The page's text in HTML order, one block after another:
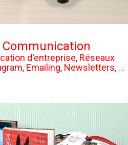
d'entreprise, Réseaux
Emailing, Newsletters, ...